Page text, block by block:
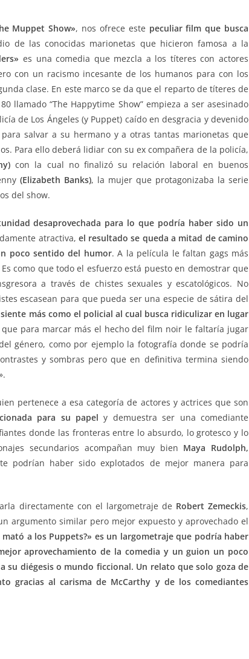
Muppet Show», nos ofrece este peculiar film que busca
de las conocidas marionetas que hicieron famosa a la
es una comedia que mezcla a los títeres con actores
con un racismo incesante de los humanos para con los
clase. En este marco se da que el reparto de títeres de
llamado “The Happytime Show” empieza a ser asesinado
de Los Ángeles (y Puppet) caído en desgracia y devenido
salvar a su hermano y a otras tantas marionetas que
Para ello deberá lidiar con su ex compañera de la policía,
con la cual no finalizó su relación laboral en buenos
(Elizabeth Banks), la mujer que protagonizaba la serie
del show.
desaprovechada para lo que podría haber sido un
atractiva, el resultado se queda a mitad de camino
poco sentido del humor. A la película le faltan gags más
como que todo el esfuerzo está puesto en demostrar que
a través de chistes sexuales y escatológicos. No
escasean para que pueda ser una especie de sátira del
siente más como el policial al cual busca ridiculizar en lugar
que para marcar más el hecho del film noir le faltaría jugar
género, como por ejemplo la fotografía donde se podría
y sombras pero que en definitiva termina siendo
pertenece a esa categoría de actores y actrices que son
para su papel y demuestra ser una comediante
donde las fronteras entre lo absurdo, lo grotesco y lo
secundarios acompañan muy bien Maya Rudolph,
podrían haber sido explotados de mejor manera para
directamente con el largometraje de Robert Zemeckis,
argumento similar pero mejor expuesto y aprovechado el
mató a los Puppets?» es un largometraje que podría haber
aprovechamiento de la comedia y un guion un poco
su diégesis o mundo ficcional. Un relato que solo goza de
gracias al carisma de McCarthy y de los comediantes